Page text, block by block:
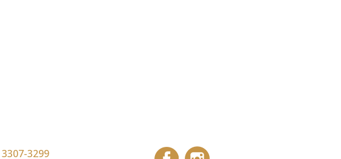
3307-3299